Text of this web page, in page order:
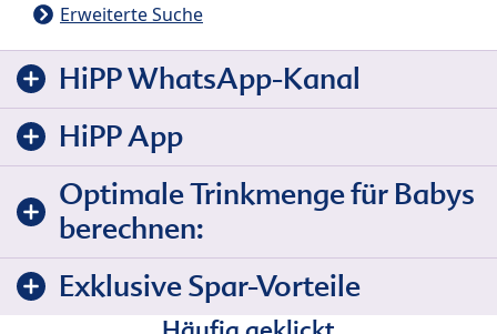
Erweiterte Suche
HiPP WhatsApp-Kanal
HiPP App
Optimale Trinkmenge für Babys
berechnen:
Exklusive Spar-Vorteile